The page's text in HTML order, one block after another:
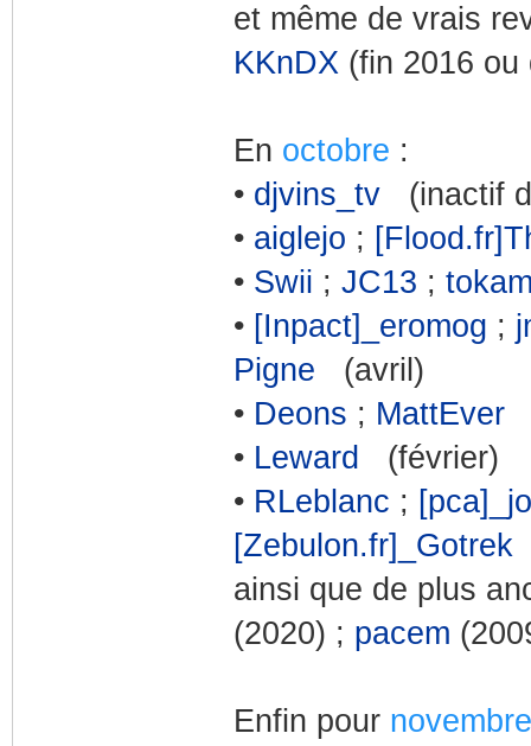
et même de vrais
KKnDX(fin 2016 ou
En octobre :
• djvins_tv(inactif
• aiglejo ;
• Swii ; JC13 ;
• [Inpact]_eromog ;
Pigne (avril)
• Deons ; MattEver
• Leward
(février)
• RLeblanc ;
[Zebulon.fr]_Gotrek
ainsi que de plus
(2020) ; pacem
Enfin pour novembre